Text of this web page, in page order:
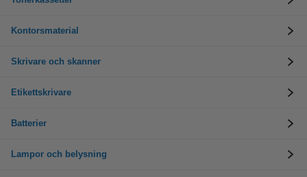
Kontorsmaterial
Skrivare och skanner
Etikettskrivare
Batterier
Lampor och belysning